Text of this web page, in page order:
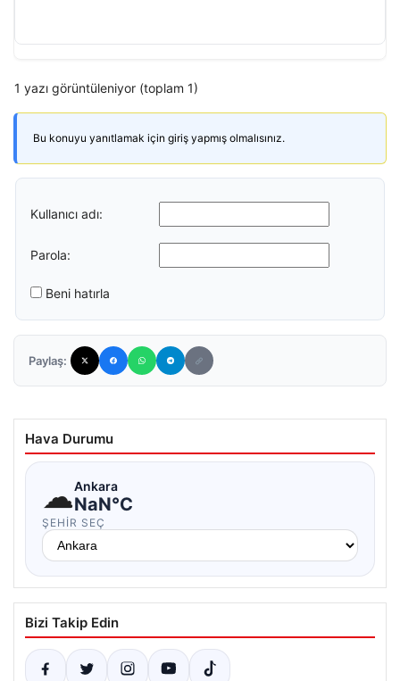
1 yazı görüntüleniyor (toplam 1)
Bu konuyu yanıtlamak için giriş yapmış olmalısınız.
Kullanıcı adı:
Parola:
Beni hatırla
Paylaş:
Hava Durumu
☁Ankara
NaN°C
ŞEHIR SEÇ
Bizi Takip Edin